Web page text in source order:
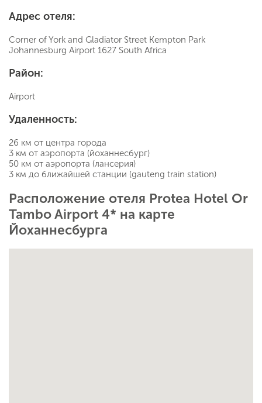
Адрес отеля:
Corner of York and Gladiator Street Kempton Park
Johannesburg Airport 1627 South Africa
Район:
Airport
Удаленность:
26 км от центра города
3 км от аэропорта (йоханнесбург)
50 км от аэропорта (лансерия)
3 км до ближайшей станции (gauteng train station)
Расположение отеля Protea Hotel Or
Tambo Airport 4* на карте
Йоханнесбурга